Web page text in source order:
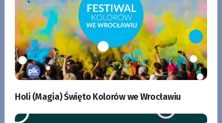
Holi (Magia) Święto Kolorów we Wrocławiu